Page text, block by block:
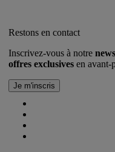
Restons en contact
Inscrivez-vous à notre
offres exclusives en avant-